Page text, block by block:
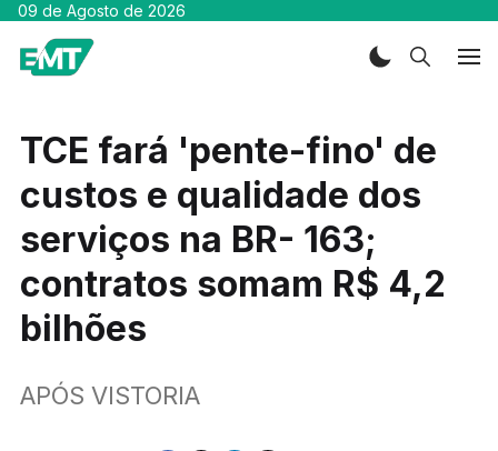
09 de Agosto de 2026
TCE fará 'pente-fino' de
custos e qualidade dos
serviços na BR- 163;
contratos somam R$ 4,2
bilhões
APÓS VISTORIA